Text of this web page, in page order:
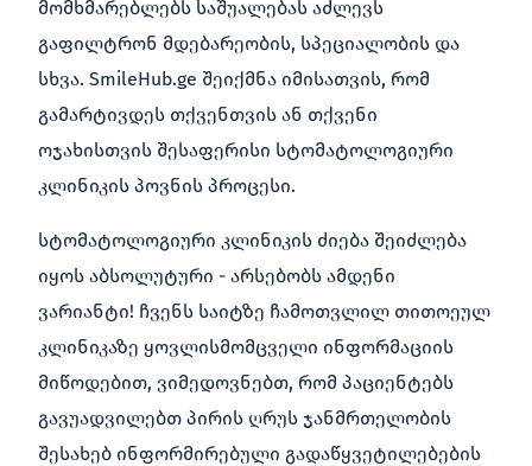
მომხმარებლებს საშუალებას აძლევს
გაფილტრონ მდებარეობის, სპეციალობის და
სხვა. SmileHub.ge შეიქმნა იმისათვის, რომ
გამარტივდეს თქვენთვის ან თქვენი
ოჯახისთვის შესაფერისი სტომატოლოგიური
კლინიკის პოვნის პროცესი.
სტომატოლოგიური კლინიკის ძიება შეიძლება
იყოს აბსოლუტური - არსებობს ამდენი
ვარიანტი! ჩვენს საიტზე ჩამოთვლილ თითოეულ
კლინიკაზე ყოვლისმომცველი ინფორმაციის
მიწოდებით, ვიმედოვნებთ, რომ პაციენტებს
გავუადვილებთ პირის ღრუს ჯანმრთელობის
შესახებ ინფორმირებული გადაწყვეტილებების